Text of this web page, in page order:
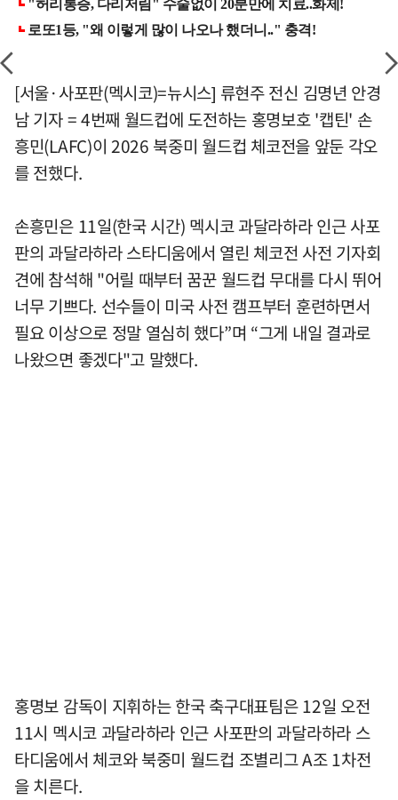
[서울·사포판(멕시코)=뉴시스] 류현주 전신 김명년 안경
남 기자 = 4번째 월드컵에 도전하는 홍명보호 '캡틴' 손
흥민(LAFC)이 2026 북중미 월드컵 체코전을 앞둔 각오
를 전했다.
손흥민은 11일(한국 시간) 멕시코 과달라하라 인근 사포
판의 과달라하라 스타디움에서 열린 체코전 사전 기자회
견에 참석해 "어릴 때부터 꿈꾼 월드컵 무대를 다시 뛰어
너무 기쁘다. 선수들이 미국 사전 캠프부터 훈련하면서
필요 이상으로 정말 열심히 했다”며 “그게 내일 결과로
나왔으면 좋겠다"고 말했다.
홍명보 감독이 지휘하는 한국 축구대표팀은 12일 오전
11시 멕시코 과달라하라 인근 사포판의 과달라하라 스
타디움에서 체코와 북중미 월드컵 조별리그 A조 1차전
을 치른다.